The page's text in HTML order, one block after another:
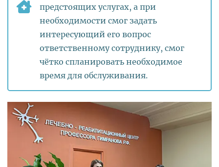
предстоящих услугах, а при
необходимости смог задать
интересующий его вопрос
ответственному сотруднику, смог
чётко спланировать необходимое
время для обслуживания.